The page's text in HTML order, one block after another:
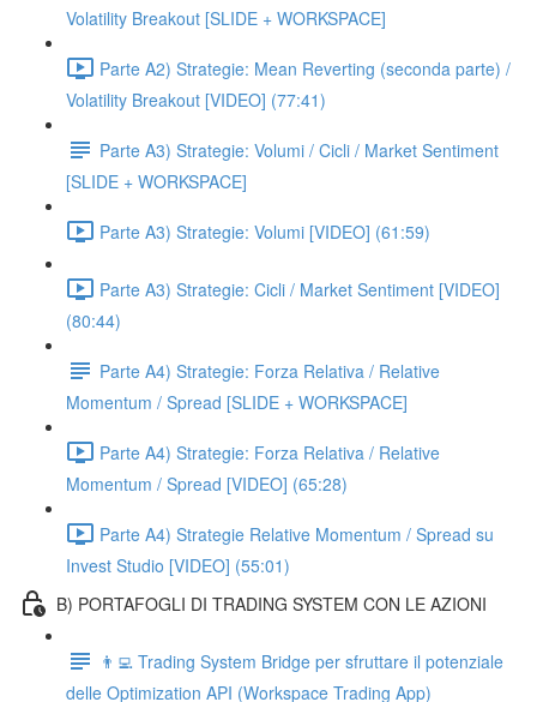
Volatility Breakout [SLIDE + WORKSPACE]
Parte A2) Strategie: Mean Reverting (seconda parte) /
Volatility Breakout [VIDEO] (77:41)
Parte A3) Strategie: Volumi / Cicli / Market Sentiment
[SLIDE + WORKSPACE]
Parte A3) Strategie: Volumi [VIDEO] (61:59)
Parte A3) Strategie: Cicli / Market Sentiment [VIDEO]
(80:44)
Parte A4) Strategie: Forza Relativa / Relative
Momentum / Spread [SLIDE + WORKSPACE]
Parte A4) Strategie: Forza Relativa / Relative
Momentum / Spread [VIDEO] (65:28)
Parte A4) Strategie Relative Momentum / Spread su
Invest Studio [VIDEO] (55:01)
B) PORTAFOGLI DI TRADING SYSTEM CON LE AZIONI
👨‍💻 Trading System Bridge per sfruttare il potenziale
delle Optimization API (Workspace Trading App)